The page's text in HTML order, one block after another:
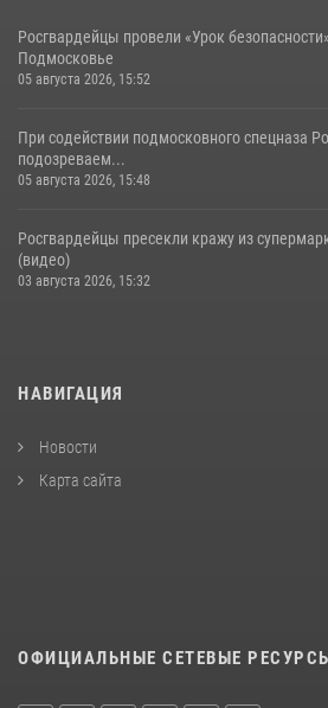
Росгвардейцы провели «Урок
Подмосковье
05 августа 2026, 15:52
При содействии подмосковного спецназа
подозреваем...
05 августа 2026, 15:48
Росгвардейцы пресекли кражу из
(видео)
03 августа 2026, 15:32
НАВИГАЦИЯ
Новости
Карта сайта
ОФИЦИАЛЬНЫЕ СЕТЕВЫЕ